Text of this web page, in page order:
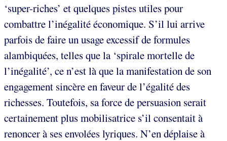
‘super-riches’ et quelques pistes utiles pour
combattre l’inégalité économique. S’il lui arrive
parfois de faire un usage excessif de formules
alambiquées, telles que la ‘spirale mortelle de
l’inégalité’, ce n’est là que la manifestation de son
engagement sincère en faveur de l’égalité des
richesses. Toutefois, sa force de persuasion serait
certainement plus mobilisatrice s’il consentait à
renoncer à ses envolées lyriques. N’en déplaise à